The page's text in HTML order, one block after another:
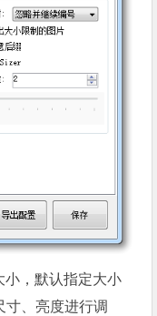
小，默认指定大小
寸、亮度进行调